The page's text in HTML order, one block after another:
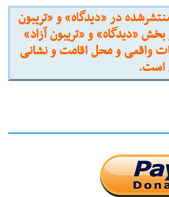
در «دیدگاه» و «تریبون
«دیدگاه» و «تریبون آزاد»
واقعی و محل اقامت و نشانی
است.